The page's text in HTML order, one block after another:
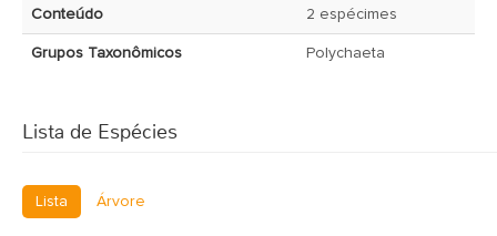
Conteúdo 2 espécimes
Grupos Taxonômicos Polychaeta
Lista de Espécies
Lista Árvore